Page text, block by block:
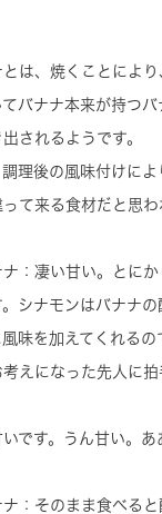
は、焼くことによ
バナナ本来が持つバ
されるようです。
調理後の風味付けに
て来る食材だと思わ
：凄い甘い。とにか
シナモンはバナナの
味を加えてくれるの
えになった先人に
です。うん甘い。あ
：そのまま食べる